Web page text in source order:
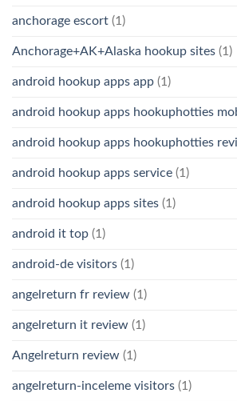
anchorage escort (1)
Anchorage+AK+Alaska hookup sites (1)
android hookup apps app (1)
android hookup apps hookuphotties
android hookup apps hookuphotties
android hookup apps service (1)
android hookup apps sites (1)
android it top (1)
android-de visitors (1)
angelreturn fr review (1)
angelreturn it review (1)
Angelreturn review (1)
angelreturn-inceleme visitors (1)